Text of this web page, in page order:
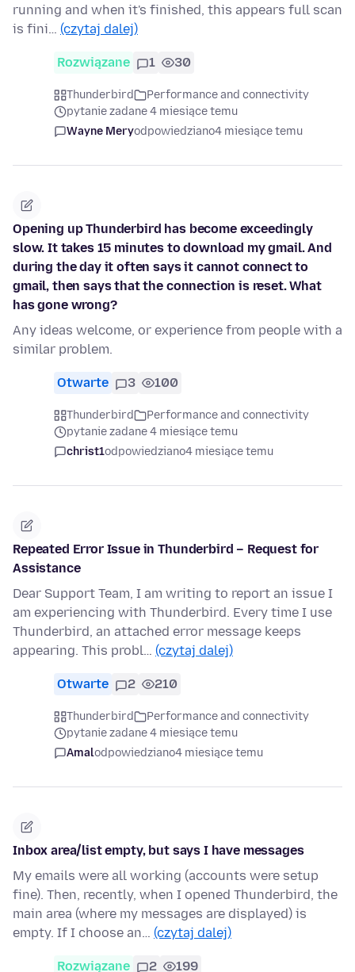
running and when it's finished, this appears full scan
is fini… (czytaj dalej)
Rozwiązane 1 30
Thunderbird
Performance and connectivity
pytanie zadane 4 miesiące temu
Wayne Meryodpowiedziano4 miesiące temu
Opening up Thunderbird has become exceedingly
slow. It takes 15 minutes to download my gmail. And
during the day it often says it cannot connect to
gmail, then says that the connection is reset. What
has gone wrong?
Any ideas welcome, or experience from people with a
similar problem.
Otwarte 3 100
Thunderbird
Performance and connectivity
pytanie zadane 4 miesiące temu
christ1odpowiedziano4 miesiące temu
Repeated Error Issue in Thunderbird – Request for
Assistance
Dear Support Team, I am writing to report an issue I
am experiencing with Thunderbird. Every time I use
Thunderbird, an attached error message keeps
appearing. This probl… (czytaj dalej)
Otwarte 2 210
Thunderbird
Performance and connectivity
pytanie zadane 4 miesiące temu
Amalodpowiedziano4 miesiące temu
Inbox area/list empty, but says I have messages
My emails were all working (accounts were setup
fine). Then, recently, when I opened Thunderbird, the
main area (where my messages are displayed) is
empty. If I choose an… (czytaj dalej)
Rozwiązane 2 199